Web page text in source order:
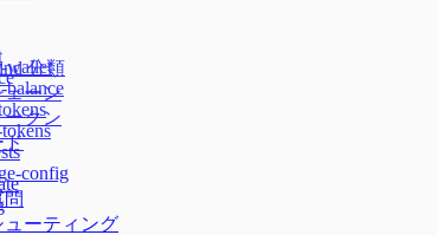
wallet
balance
config
分類
ェーン
クン
ド
ューティング